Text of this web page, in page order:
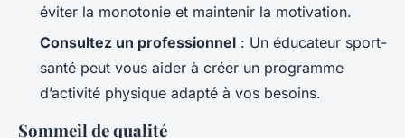
éviter la monotonie et maintenir la motivation.
Consultez un professionnel : Un éducateur sport-
santé peut vous aider à créer un programme
d’activité physique adapté à vos besoins.
Sommeil de qualité